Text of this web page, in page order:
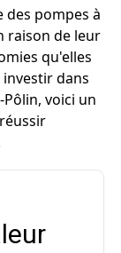
des pompes à
raison de leur
qu'elles
investir dans
voici un